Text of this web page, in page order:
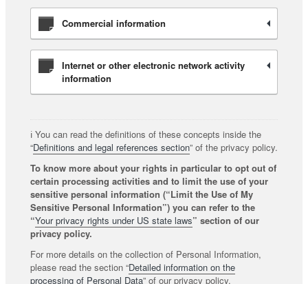
Commercial information
Internet or other electronic network activity
information
ℹ️ You can read the definitions of these concepts inside the
“Definitions and legal references section” of the privacy policy.
To know more about your rights in particular to opt out of
certain processing activities and to limit the use of your
sensitive personal information (“Limit the Use of My
Sensitive Personal Information”) you can refer to the
“Your privacy rights under US state laws” section of our
privacy policy.
For more details on the collection of Personal Information,
please read the section “Detailed information on the
processing of Personal Data” of our privacy policy.